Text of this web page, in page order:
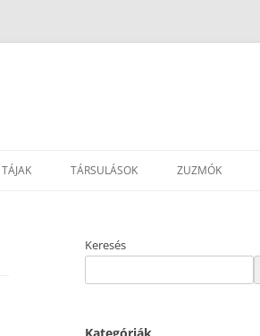
TÁJAK TÁRSULÁSOK ZUZMÓK
Keresés